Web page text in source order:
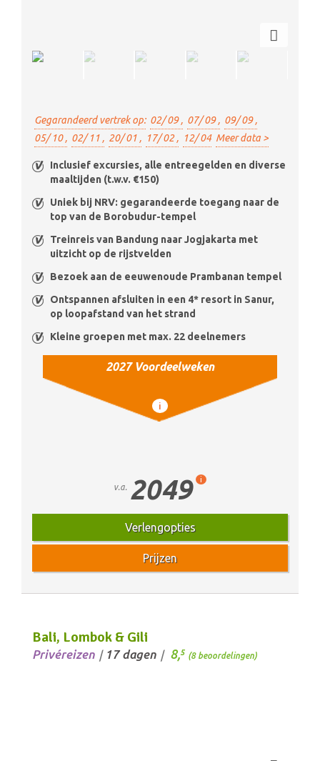
Gegarandeerd vertrek op: 02/ 09 , 07/ 09 , 09/ 09 ,
05/ 10 , 02/ 11 , 20/ 01 , 17/ 02 , 12/ 04 Meer data >
Inclusief excursies, alle entreegelden en diverse
maaltijden (t.w.v. €150)
Uniek bij NRV: gegarandeerde toegang naar de
top van de Borobudur-tempel
Treinreis van Bandung naar Jogjakarta met
uitzicht op de rijstvelden
Bezoek aan de eeuwenoude Prambanan tempel
Ontspannen afsluiten in een 4* resort in Sanur,
op loopafstand van het strand
Kleine groepen met max. 22 deelnemers
2027 Voordeelweken
i
v.a. 2049 i
Verlengopties
Prijzen
Bali, Lombok & Gili
Privéreizen / 17 dagen / 8,5 (8 beoordelingen)